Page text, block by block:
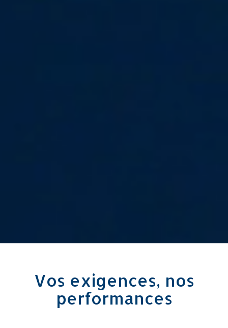
Vos exigences, nos
performances